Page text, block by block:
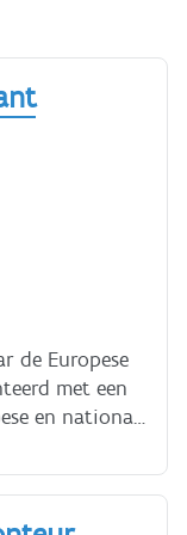
de Europese
met een
en nationale
ook
in het